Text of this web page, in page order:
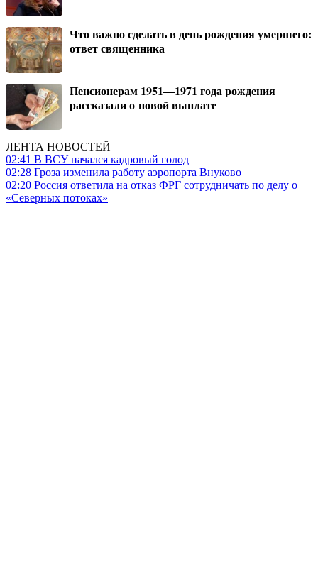
Что важно сделать в день рождения умершего:
ответ священника
Пенсионерам 1951—1971 года рождения
рассказали о новой выплате
ЛЕНТА НОВОСТЕЙ
02:41 В ВСУ начался кадровый голод
02:28 Гроза изменила работу аэропорта Внуково
02:20 Россия ответила на отказ ФРГ сотрудничать по делу о
«Северных потоках»